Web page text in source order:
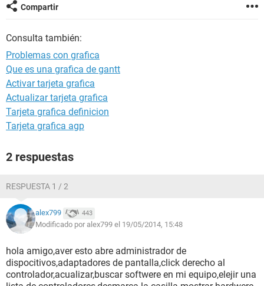
Compartir
Consulta también:
Problemas con grafica
Que es una grafica de gantt
Activar tarjeta grafica
Actualizar tarjeta grafica
Tarjeta grafica definicion
Tarjeta grafica agp
2 respuestas
RESPUESTA 1 / 2
alex799 443
Modificado por alex799 el 19/05/2014, 15:48
hola amigo,aver esto abre administrador de
dispocitivos,adaptadores de pantalla,click derecho al
controlador,acualizar,buscar softwere en mi equipo,elejir una